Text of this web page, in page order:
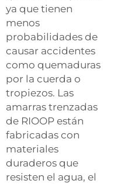
ya que tienen
menos
probabilidades de
causar accidentes
como quemaduras
por la cuerda o
tropiezos. Las
amarras trenzadas
de RIOOP están
fabricadas con
materiales
duraderos que
resisten el agua, el